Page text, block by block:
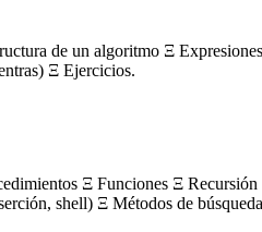
de un algoritmo Ξ
Ξ Ejercicios.
Ξ Funciones Ξ
shell) Ξ Métodos de